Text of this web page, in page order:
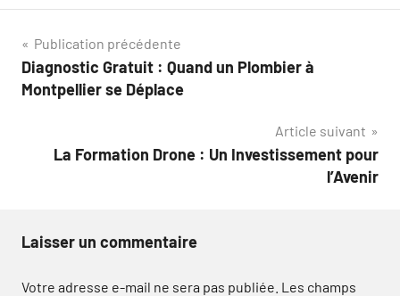
Navigation
de
Publication précédente
Diagnostic Gratuit : Quand un Plombier à
Montpellier se Déplace
Article suivant
La Formation Drone : Un Investissement pour
l’Avenir
Laisser un commentaire
Votre adresse e-mail ne sera pas publiée. Les champs